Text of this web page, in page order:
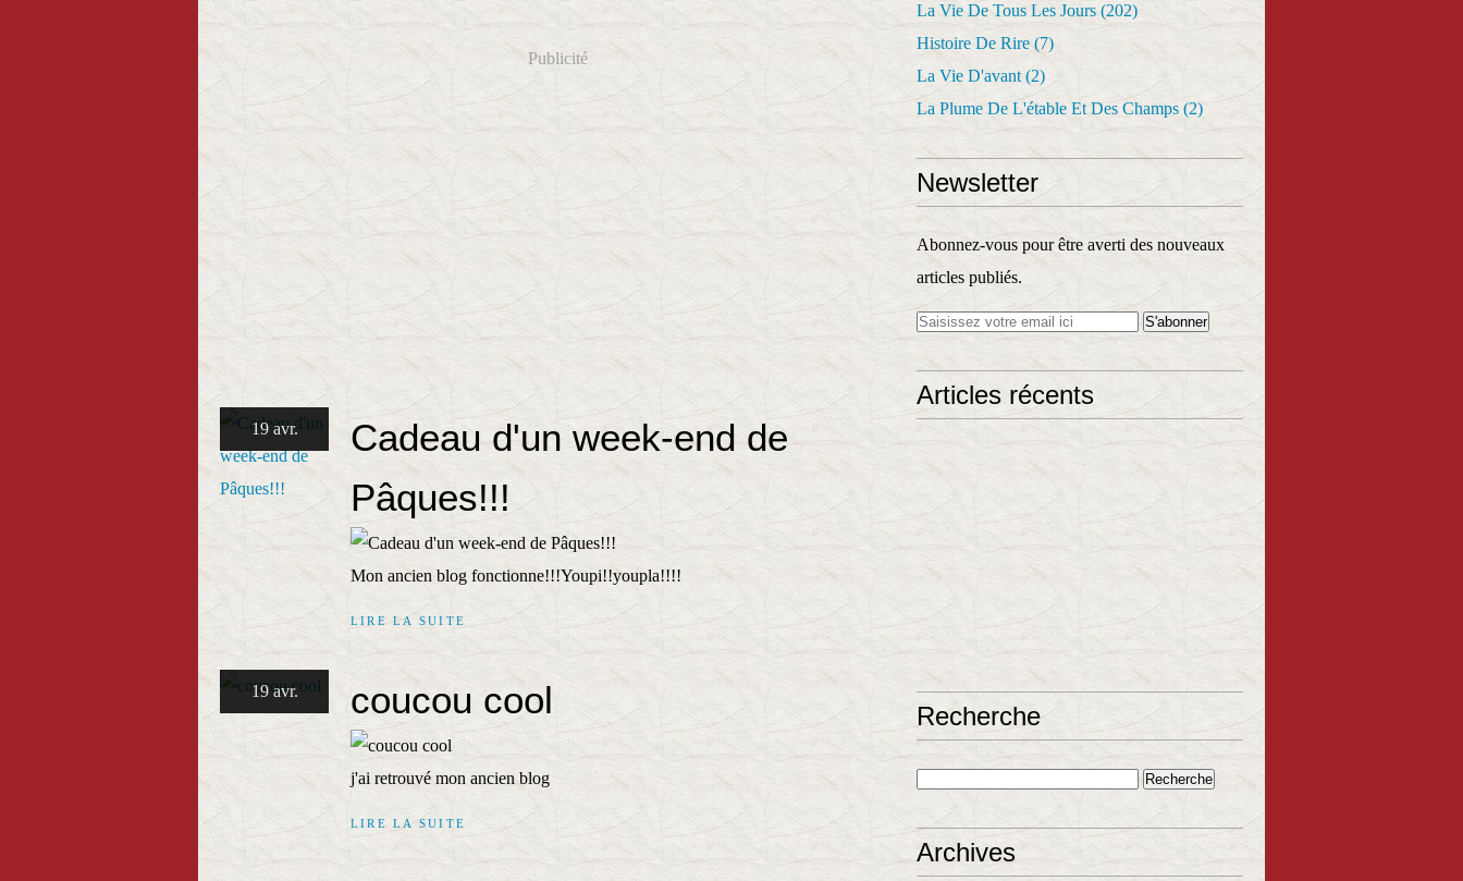
Publicité
19 avr.
Cadeau d'un week-end de
Pâques!!!
Mon ancien blog fonctionne!!!Youpi!!youpla!!!!
LIRE LA SUITE
19 avr. coucou cool
j'ai retrouvé mon ancien blog
LIRE LA SUITE
La Vie De Tous Les Jours (202)
Histoire De Rire (7)
La Vie D'avant (2)
La Plume De L'étable Et Des Champs (2)
Newsletter
Abonnez-vous pour être averti des nouveaux
articles publiés.
Articles récents
Recherche
Archives